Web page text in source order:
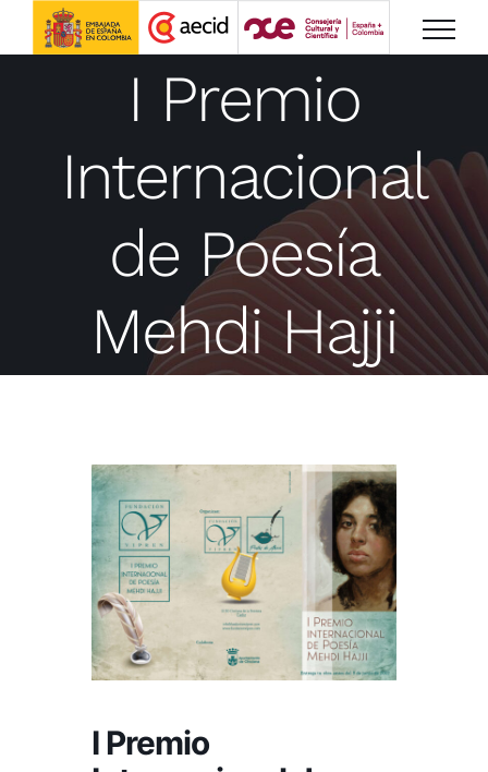
Saltar
I Premio
Internacional
de Poesía
Mehdi Hajji
I Premio